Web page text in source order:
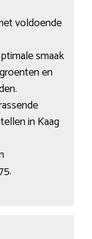
voldoende
smaak
en
in Kaag